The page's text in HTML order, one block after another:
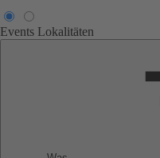
Events Lokalitäten